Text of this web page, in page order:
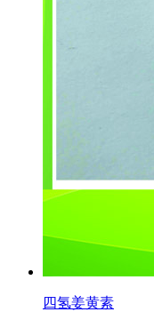
四氢姜黄素